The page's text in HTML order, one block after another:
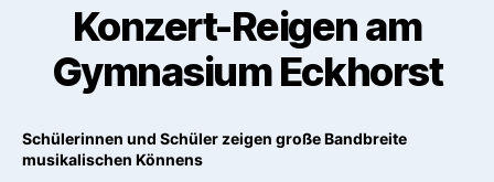
Konzert-Reigen am
Gymnasium Eckhorst
Schülerinnen und Schüler zeigen große Bandbreite
musikalischen Könnens